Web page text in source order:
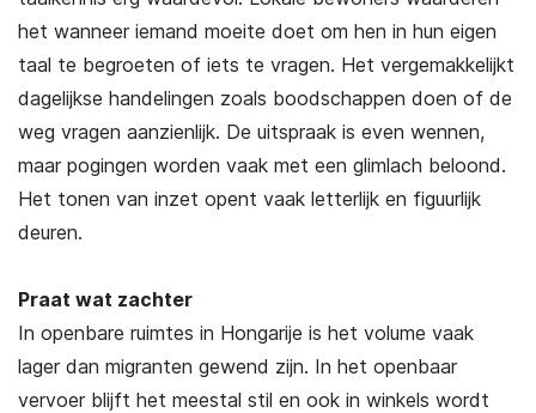
het wanneer iemand moeite doet om hen in hun eigen
taal te begroeten of iets te vragen. Het vergemakkelijkt
dagelijkse handelingen zoals boodschappen doen of de
weg vragen aanzienlijk. De uitspraak is even wennen,
maar pogingen worden vaak met een glimlach beloond.
Het tonen van inzet opent vaak letterlijk en figuurlijk
deuren.
Praat wat zachter
In openbare ruimtes in Hongarije is het volume vaak
lager dan migranten gewend zijn. In het openbaar
vervoer blijft het meestal stil en ook in winkels wordt